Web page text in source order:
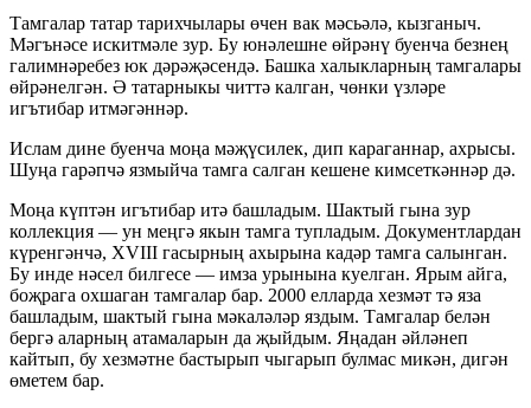
Тамгалар татар тарихчылары өчен вак мәсьәлә, кызганыч.
Мәгънәсе искитмәле зур. Бу юнәлешне өйрәнү буенча безнең
галимнәребез юк дәрәҗәсендә. Башка халыкларның тамгалары
өйрәнелгән. Ә татарныкы читтә калган, чөнки үзләре
игътибар итмәгәннәр.
Ислам дине буенча моңа мәҗүсилек, дип караганнар, ахрысы.
Шуңа гарәпчә язмыйча тамга салган кешене кимсеткәннәр дә.
Моңа күптән игътибар итә башладым. Шактый гына зур
коллекция — ун меңгә якын тамга тупладым. Документлардан
күренгәнчә, XVIII гасырның ахырына кадәр тамга салынган.
Бу инде нәсел билгесе — имза урынына куелган. Ярым айга,
боҗрага охшаган тамгалар бар. 2000 елларда хезмәт тә яза
башладым, шактый гына мәкаләләр яздым. Тамгалар белән
бергә аларның атамаларын да җыйдым. Яңадан әйләнеп
кайтып, бу хезмәтне бастырып чыгарып булмас микән, дигән
өметем бар.